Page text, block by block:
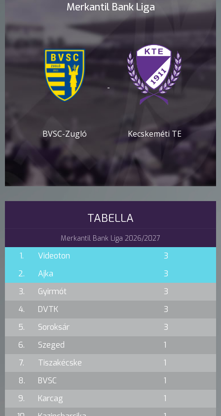
Merkantil Bank Liga
BVSC-Zugló
-
Kecskeméti TE
TABELLA
Merkantil Bank Liga 2026/2027
1. Videoton
3
2.
Ajka
3
3.
Gyirmót
3
4.
DVTK
3
5.
Soroksár
3
6.
Szeged
1
7.
Tiszakécske
1
8.
BVSC
1
9.
Karcag
1